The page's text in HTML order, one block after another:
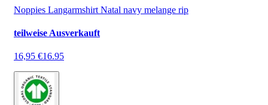
Noppies Langarmshirt Natal navy melange rip
teilweise Ausverkauft
16,95 €16.95